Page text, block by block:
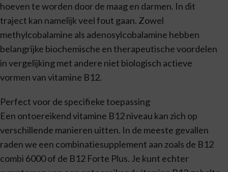
hoeven te worden door de maag en darmen. In dit
traject kan namelijk veel fout gaan. Zowel
methylcobalamine als adenosylcobalamine hebben
belangrijke biochemische en therapeutische voordelen
in vergelijking met andere niet biologisch actieve
vormen van vitamine B12.
Perfect voor de specifieke toepassing
Een ontoereikend vitamine B12 niveau kan zich op
verschillende manieren uitten. In de meeste gevallen
raden we een combinatiesupplement aan zoals de B12
combi 6000 of de B12 Forte Plus. Je kunt echter